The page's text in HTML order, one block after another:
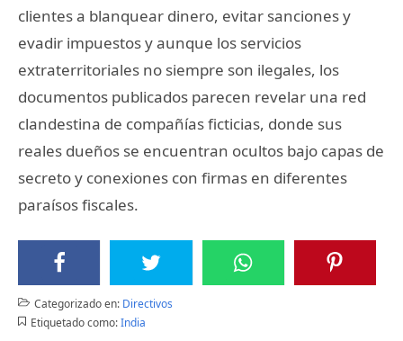
clientes a blanquear dinero, evitar sanciones y
evadir impuestos y aunque los servicios
extraterritoriales no siempre son ilegales, los
documentos publicados parecen revelar una red
clandestina de compañías ficticias, donde sus
reales dueños se encuentran ocultos bajo capas de
secreto y conexiones con firmas en diferentes
paraísos fiscales.
Categorizado en: Directivos
Etiquetado como: India